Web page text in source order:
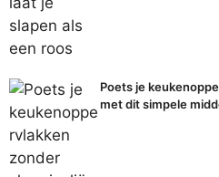
Poets je
met dit simpele